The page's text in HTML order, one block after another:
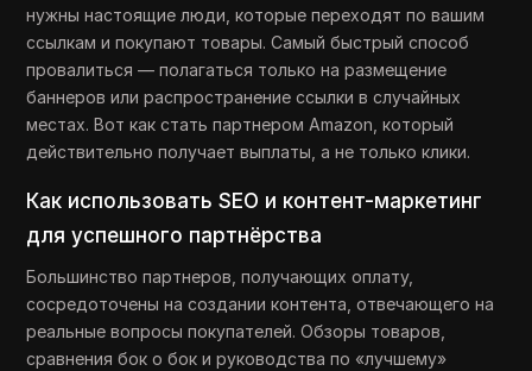
нужны настоящие люди, которые переходят по вашим
ссылкам и покупают товары. Самый быстрый способ
провалиться — полагаться только на размещение
баннеров или распространение ссылки в случайных
местах. Вот как стать партнером Amazon, который
действительно получает выплаты, а не только клики.
Как использовать SEO и контент-маркетинг
для успешного партнёрства
Большинство партнеров, получающих оплату,
сосредоточены на создании контента, отвечающего на
реальные вопросы покупателей. Обзоры товаров,
сравнения бок о бок и руководства по «лучшему»